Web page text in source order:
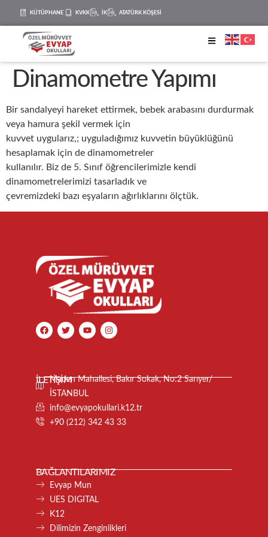
KÜTÜPHANE KVKK İK ATATÜRK KÖŞESİ
Dinamometre Yapımı
Bir sandalyeyi hareket ettirmek, bebek arabasını durdurmak
veya hamura şekil vermek için
kuvvet uygularız,; uyguladığımız kuvvetin büyüklüğünü
hesaplamak için de dinamometreler
kullanılır. Biz de 5. Sınıf öğrencilerimizle kendi
dinamometrelerimizi tasarladık ve
çevremizdeki bazı eşyaların ağırlıklarını ölçtük.
İLETİŞİM
Maden Mahallesi, Bakır Sokak, No:2 Sarıyer/
İSTANBUL
info@evyapokullari.k12.tr
+90 (212) 342 43 33
BAĞLANTILARIMIZ
Evyap Mun
UES DIGITAL
K12
Dilimizin Zenginlikleri